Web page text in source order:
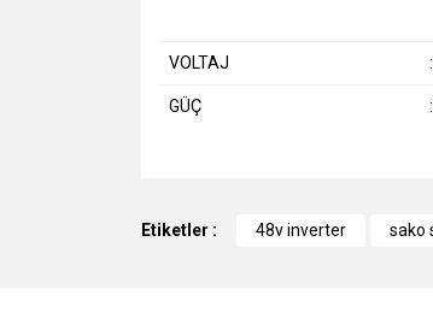
VOLTAJ :
GÜÇ :
Etiketler : 48v inverter sako